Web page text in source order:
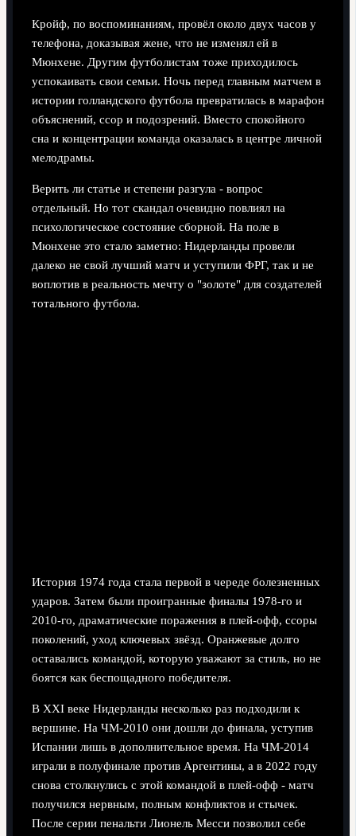
Кройф, по воспоминаниям, провёл около двух часов у
телефона, доказывая жене, что не изменял ей в
Мюнхене. Другим футболистам тоже приходилось
успокаивать свои семьи. Ночь перед главным матчем в
истории голландского футбола превратилась в марафон
объяснений, ссор и подозрений. Вместо спокойного
сна и концентрации команда оказалась в центре личной
мелодрамы.
Верить ли статье и степени разгула - вопрос
отдельный. Но тот скандал очевидно повлиял на
психологическое состояние сборной. На поле в
Мюнхене это стало заметно: Нидерланды провели
далеко не свой лучший матч и уступили ФРГ, так и не
воплотив в реальность мечту о "золоте" для создателей
тотального футбола.
История 1974 года стала первой в череде болезненных
ударов. Затем были проигранные финалы 1978-го и
2010-го, драматические поражения в плей-офф, ссоры
поколений, уход ключевых звёзд. Оранжевые долго
оставались командой, которую уважают за стиль, но не
боятся как беспощадного победителя.
В XXI веке Нидерланды несколько раз подходили к
вершине. На ЧМ‑2010 они дошли до финала, уступив
Испании лишь в дополнительное время. На ЧМ‑2014
играли в полуфинале против Аргентины, а в 2022 году
снова столкнулись с этой командой в плей-офф - матч
получился нервным, полным конфликтов и стычек.
После серии пенальти Лионель Месси позволил себе